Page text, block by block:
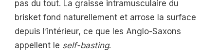
pas du tout. La graisse intramusculaire du
brisket fond naturellement et arrose la surface
depuis l’intérieur, ce que les Anglo-Saxons
appellent le self-basting.